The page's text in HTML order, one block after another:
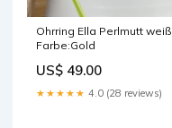
Ohrring Ella Perlmutt weiß
Farbe:Gold
US$ 49.00
★★★★★ 4.0 (28 reviews)